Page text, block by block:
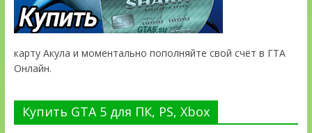
карту Акула и моментально пополняйте свой счёт в ГТА
Онлайн.
Купить GTA 5 для ПК, PS, Xbox